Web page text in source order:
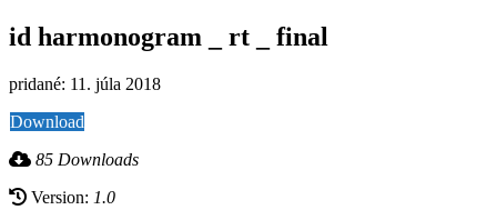
id harmonogram _ rt _ final
pridané: 11. júla 2018
Download
85 Downloads
Version: 1.0